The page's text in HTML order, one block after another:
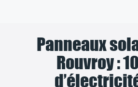
Panneaux
Rouvroy :